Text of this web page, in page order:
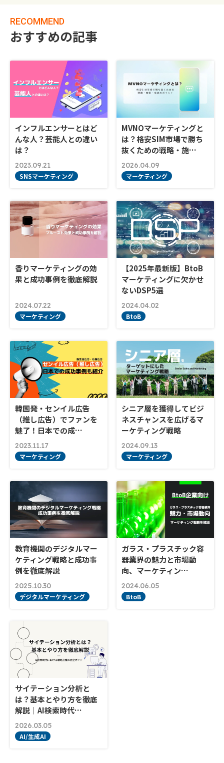
RECOMMEND
おすすめの記事
インフルエンサーとはど
んな人？芸能人との違い
は？
2023.09.21
SNSマーケティング
MVNOマーケティングと
は？格安SIM市場で勝ち
抜くための戦略・施…
2026.04.09
マーケティング
香りマーケティングの効
果と成功事例を徹底解説
2024.07.22
マーケティング
【2025年最新版】BtoB
マーケティングに欠かせ
ないDSP5選
2024.04.02
BtoB
韓国発・センイル広告
（推し広告）でファンを
魅了！日本での成…
2023.11.17
マーケティング
シニア層を獲得してビジ
ネスチャンスを広げるマ
ーケティング戦略
2024.09.13
マーケティング
教育機関のデジタルマー
ケティング戦略と成功事
例を徹底解説
2025.10.30
デジタルマーケティング
ガラス・プラスチック容
器業界の魅力と市場動
向、マーケティン…
2024.06.05
BtoB
サイテーション分析と
は？基本とやり方を徹底
解説｜AI検索時代…
2026.03.05
AI/生成AI